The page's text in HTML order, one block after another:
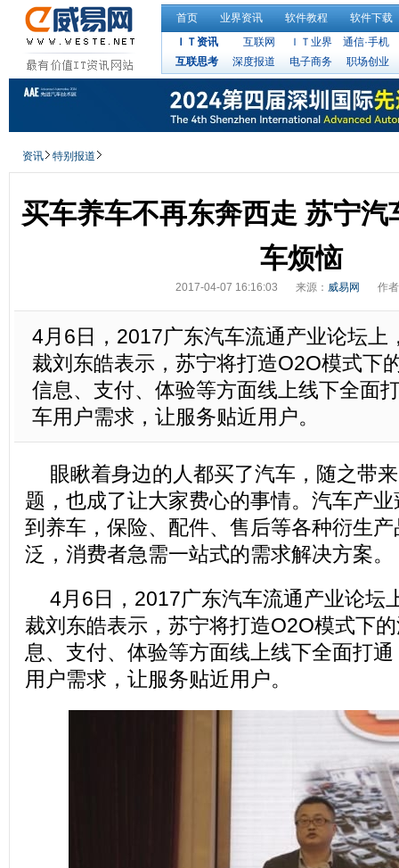
首页 业界资讯 软件教程
软件下载
ＩＴ资讯
互联网 ＩＴ业界
通信·手机
互联思考
深度报道 电子商务 职场创业
资讯 特别报道
买车养车不再东奔西走 苏宁汽
车烦恼
2017-04-07 16:16:03 来源： 威易网 作
4月6日，2017广东汽车流通产业论坛上
裁刘东皓表示，苏宁将打造O2O模式下
信息、支付、体验等方面线上线下全面
车用户需求，让服务贴近用户。
眼瞅着身边的人都买了汽车，随之带
题，也成了让大家费心的事情。汽车产
到养车，保险、配件、售后等各种衍生
泛，消费者急需一站式的需求解决方案。
4月6日，2017广东汽车流通产业论坛
裁刘东皓表示，苏宁将打造O2O模式下
息、支付、体验等方面线上线下全面打
用户需求，让服务贴近用户。